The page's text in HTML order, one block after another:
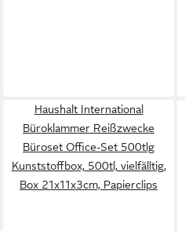
Haushalt International
Büroklammer Reißzwecke
Büroset Office-Set 500tlg
Kunststoffbox, 500tl, vielfälltig,
Box 21x11x3cm, Papierclips